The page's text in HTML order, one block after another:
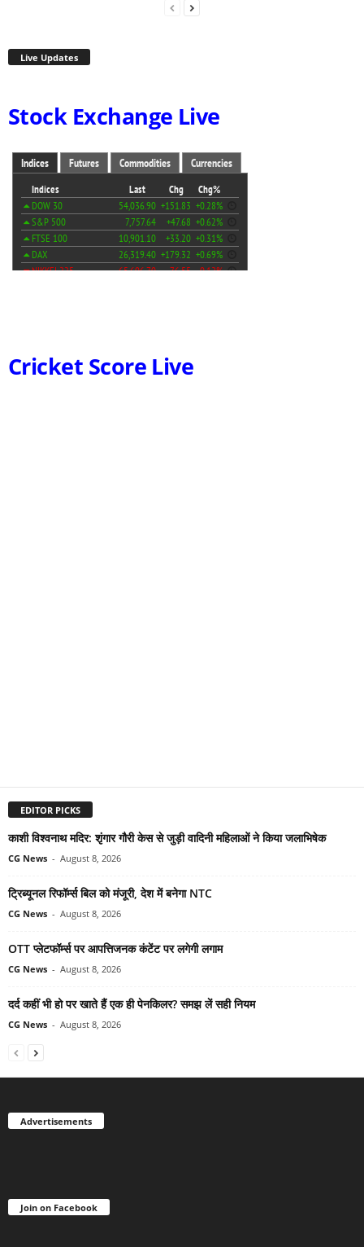
Live Updates
Stock Exchange Live
Cricket Score Live
EDITOR PICKS
काशी विश्वनाथ मदिर: शृंगार गौरी केस से जुड़ी वादिनी महिलाओं ने किया जलाभिषेक
CG News - August 8, 2026
ट्रिब्यूनल रिफॉर्म्स बिल को मंजूरी, देश में बनेगा NTC
CG News - August 8, 2026
OTT प्लेटफॉर्म्स पर आपत्तिजनक कंटेंट पर लगेगी लगाम
CG News - August 8, 2026
दर्द कहीं भी हो पर खाते हैं एक ही पेनकिलर? समझ लें सही नियम
CG News - August 8, 2026
Advertisements
Join on Facebook